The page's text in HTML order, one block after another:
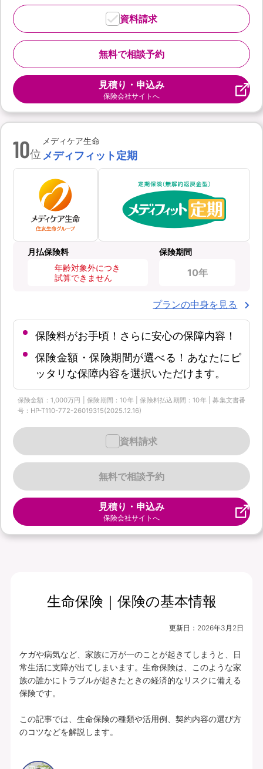
無料で相談予約
資料請求
見積り・申込み
保険会社サイトへ
10位
メディケア生命
メディフィット定期
月払保険料
年齢対象外につき
試算できません
保険期間
10年
プランの中身を見る
保険料がお手頃！さらに安心の保障内容！
保険金額・保険期間が選べる！あなたにピ
ッタリな保障内容を選択いただけます。
保険金額：1,000万円 | 保険期間：10年 | 保険料払込期間：10年 | 募集文書番
号：HP-T110-772-26019315(2025.12.16)
無料で相談予約
資料請求
見積り・申込み
保険会社サイトへ
生命保険｜保険の基本情報
更新日： 2026年3月2日
ケガや病気など、家族に万が一のことが起きてしまうと、日
常生活に支障が出てしまいます。生命保険は、このような家
族の誰かにトラブルが起きたときの経済的なリスクに備える
保険です。
この記事では、生命保険の種類や活用例、契約内容の選び方
のコツなどを解説します。